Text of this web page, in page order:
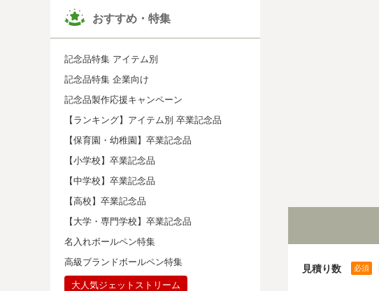
おすすめ・特集
記念品特集 アイテム別
記念品特集 企業向け
記念品製作応援キャンペーン
【ランキング】アイテム別 卒業記念品
【保育園・幼稚園】卒業記念品
【小学校】卒業記念品
【中学校】卒業記念品
【高校】卒業記念品
【大学・専門学校】卒業記念品
名入れボールペン特集
高級ブランドボールペン特集
大人気ジェットストリーム
見積り数 必須